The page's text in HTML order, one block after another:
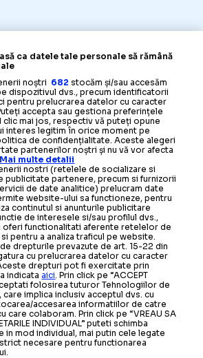
ca datele tale personale să rămână
noștri 682 stocăm și/sau accesăm
dispozitivul dvs., precum identificatorii
pentru prelucrarea datelor cu caracter
accepta sau gestiona preferințele
clic mai jos, respectiv vă puteți opune
interes legitim în orice moment pe
de confidențialitate. Aceste alegeri
partenerilor noștri și nu vă vor afecta
Mai multe detalii
nostri (retelele de socializare si
publicitate partenere, precum si furnizorii
de date analitice) prelucram date
website-ului sa functioneze, pentru
continutul si anunturile publicitare
de interesele si/sau profilul dvs.,
oferi functionalitati aferente retelelor de
pentru a analiza traficul pe website.
drepturile prevazute de art. 15-22 din
cu prelucrarea datelor cu caracter
drepturi pot fi exercitate prin
indicataaici. Prin click pe “ACCEPT
folosirea tuturor Tehnologiilor de
implica inclusiv acceptul dvs. cu
accesarea informatiilor de catre
care colaboram. Prin click pe “VREAU SA
INDIVIDUAL” puteti schimba
in mod individual, mai putin cele legate
necesare pentru functionarea